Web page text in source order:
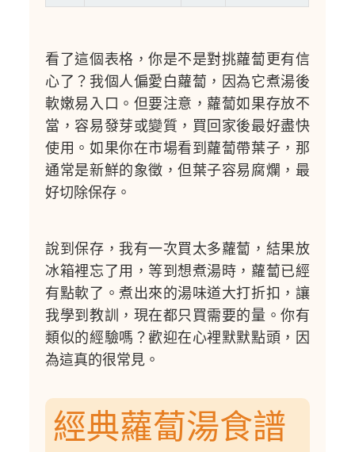
看了這個表格，你是不是對挑蘿蔔更有信
心了？我個人偏愛白蘿蔔，因為它煮湯後
軟嫩易入口。但要注意，蘿蔔如果存放不
當，容易發芽或變質，買回家後最好盡快
使用。如果你在市場看到蘿蔔帶葉子，那
通常是新鮮的象徵，但葉子容易腐爛，最
好切除保存。
說到保存，我有一次買太多蘿蔔，結果放
冰箱裡忘了用，等到想煮湯時，蘿蔔已經
有點軟了。煮出來的湯味道大打折扣，讓
我學到教訓，現在都只買需要的量。你有
類似的經驗嗎？歡迎在心裡默默點頭，因
為這真的很常見。
經典蘿蔔湯食譜